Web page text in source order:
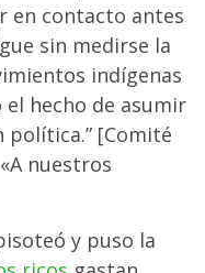
en contacto antes
sin medirse la
indígenas
hecho de asumir
[Comité
nuestros
y puso la